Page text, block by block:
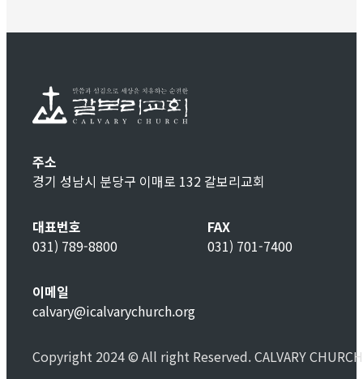
주소
경기 성남시 분당구 이매로 132 갈보리교회
대표번호
031) 789-8800
FAX
031) 701-7400
이메일
calvary@icalvarychurch.org
Copyright 2024 © All right Reserved. CALVARY CHURCH